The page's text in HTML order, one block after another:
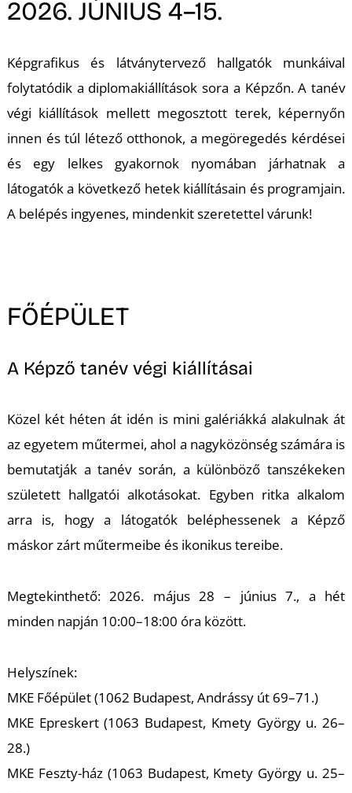
2026. JÚNIUS 4–15.
Képgrafikus és látványtervező hallgatók munkáival
folytatódik a diplomakiállítások sora a Képzőn. A tanév
végi kiállítások mellett megosztott terek, képernyőn
innen és túl létező otthonok, a megöregedés kérdései
és egy lelkes gyakornok nyomában járhatnak a
látogatók a következő hetek kiállításain és programjain.
A belépés ingyenes, mindenkit szeretettel várunk!
FŐÉPÜLET
A Képző tanév végi kiállításai
Közel két héten át idén is mini galériákká alakulnak át
az egyetem műtermei, ahol a nagyközönség számára is
bemutatják a tanév során, a különböző tanszékeken
született hallgatói alkotásokat. Egyben ritka alkalom
arra is, hogy a látogatók beléphessenek a Képző
máskor zárt műtermeibe és ikonikus tereibe.
Megtekinthető: 2026. május 28 – június 7., a hét
minden napján 10:00–18:00 óra között.
Helyszínek:
MKE Főépület (1062 Budapest, Andrássy út 69–71.)
MKE Epreskert (1063 Budapest, Kmety György u. 26–
28.)
MKE Feszty-ház (1063 Budapest, Kmety György u. 25–